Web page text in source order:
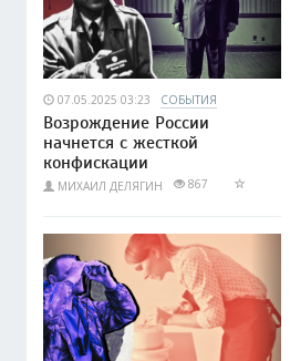
07.05.2025 03:23 СОБЫТИЯ
Возрождение России
начнется с жесткой
конфискации
МИХАИЛ ДЕЛЯГИН 867